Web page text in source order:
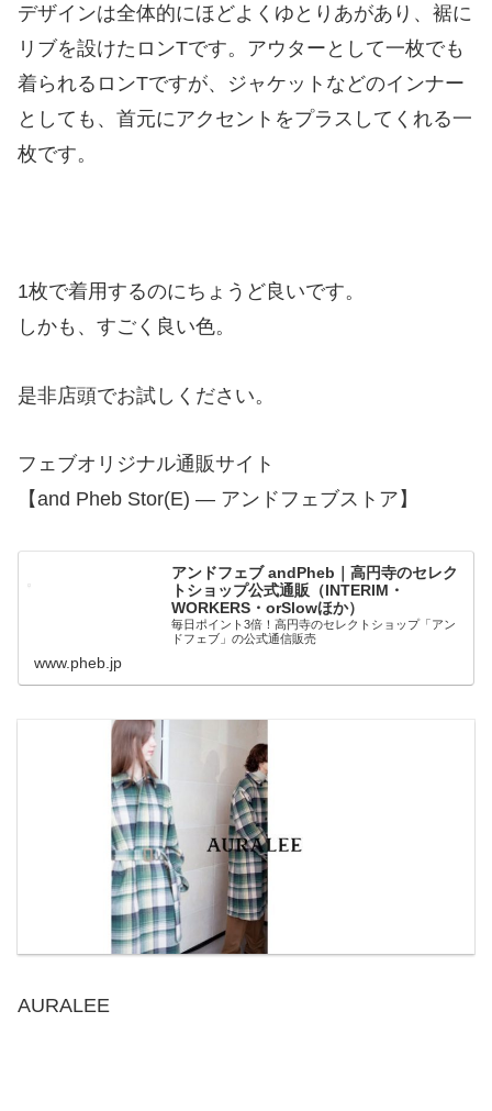
デザインは全体的にほどよくゆとりあがあり、裾に
リブを設けたロンTです。アウターとして一枚でも
着られるロンTですが、ジャケットなどのインナー
としても、首元にアクセントをプラスしてくれる一
枚です。
1枚で着用するのにちょうど良いです。
しかも、すごく良い色。
是非店頭でお試しください。
フェブオリジナル通販サイト
【and Pheb Stor(E) — アンドフェブストア】
アンドフェブ andPheb｜高円寺のセレク
トショップ公式通販（INTERIM・
WORKERS・orSlowほか）
毎日ポイント3倍！高円寺のセレクトショップ「アン
ドフェブ」の公式通信販売
www.pheb.jp
AURALEE